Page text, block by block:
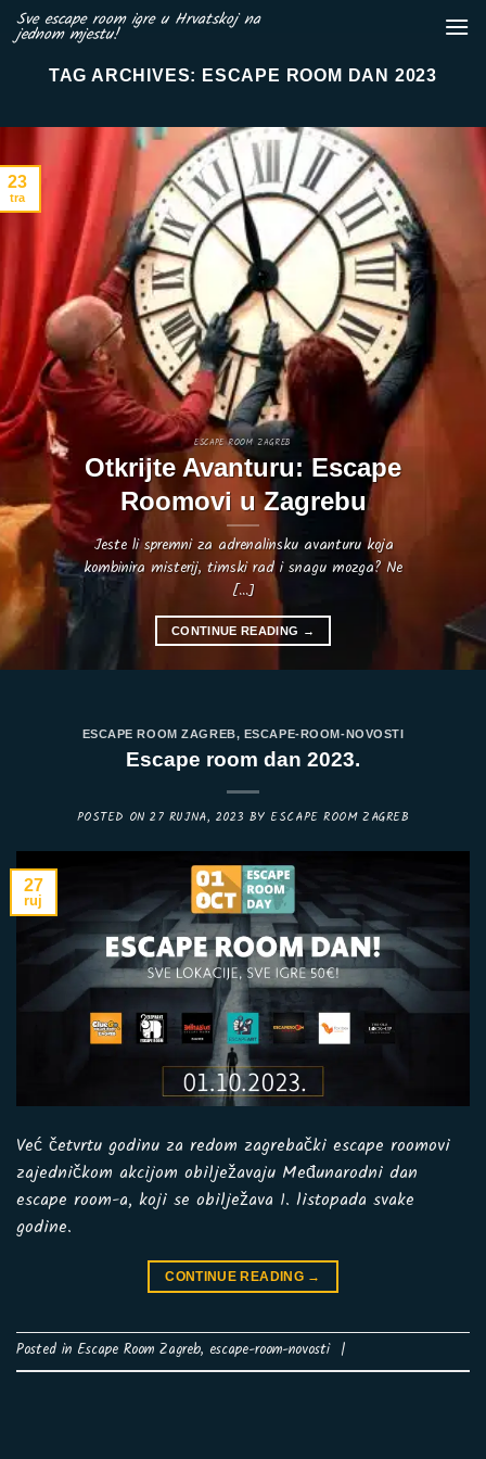
Skip
to
content
Sve escape room igre u Hrvatskoj na
jednom mjestu!
TAG ARCHIVES: ESCAPE ROOM DAN 2023
ESCAPE ROOM ZAGREB
Otkrijte Avanturu: Escape
Roomovi u Zagrebu
Jeste li spremni za adrenalinsku avanturu koja
kombinira misterij, timski rad i snagu mozga? Ne
[...]
CONTINUE READING →
23
tra
ESCAPE ROOM ZAGREB, ESCAPE-ROOM-NOVOSTI
Escape room dan 2023.
POSTED ON27 RUJNA, 2023 BY ESCAPE ROOM ZAGREB
27
ruj
Već četvrtu godinu za redom zagrebački escape roomovi
zajedničkom akcijom obilježavaju Međunarodni dan
escape room-a, koji se obilježava 1. listopada svake
godine.
CONTINUE READING →
Posted in Escape Room Zagreb, escape-room-novosti |